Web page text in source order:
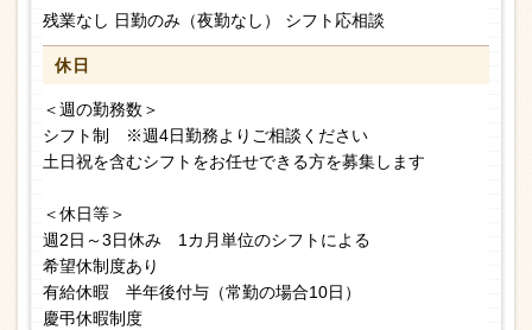
残業なし 日勤のみ（夜勤なし） シフト応相談
休日
＜週の勤務数＞
シフト制 ※週4日勤務よりご相談ください
土日祝を含むシフトをお任せできる方を募集します
＜休日等＞
週2日～3日休み 1カ月単位のシフトによる
希望休制度あり
有給休暇 半年後付与（常勤の場合10日）
慶弔休暇制度